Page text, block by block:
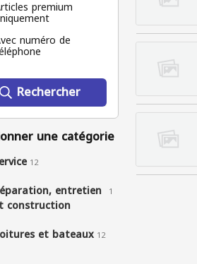
premium
numéro de
Rechercher
une catégorie
12
entretien
construction
1
et bateaux 12